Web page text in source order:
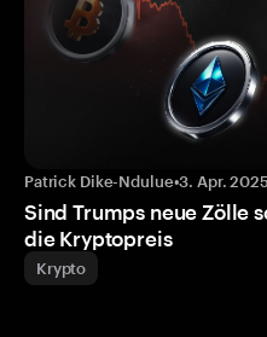
Patrick Dike-Ndulue•3. Apr. 2025
Sind Trumps neue Zölle
die Kryptopreis
Krypto